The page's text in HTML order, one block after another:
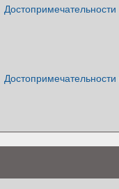
Достопримечательности